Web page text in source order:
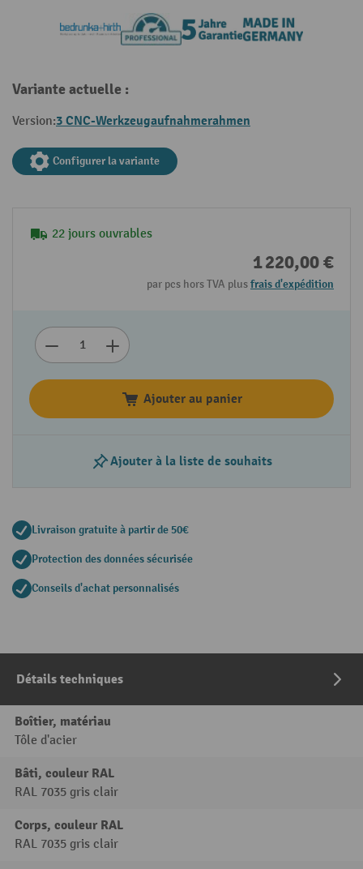
Variante actuelle :
Version:3 CNC-Werkzeugaufnahmerahmen
Configurer la variante
22 jours ouvrables
1 220,00 €
par pcs hors TVA plusfrais d'expédition
Ajouter au panier
Ajouter à la liste de souhaits
Livraison gratuite à partir de 50€
Protection des données sécurisée
Conseils d'achat personnalisés
Détails techniques
Boîtier, matériau
Tôle d'acier
Bâti, couleur RAL
RAL 7035 gris clair
Corps, couleur RAL
RAL 7035 gris clair